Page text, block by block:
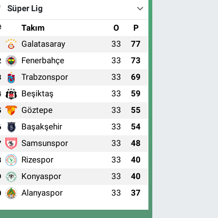
Süper Lig
Takım O P
Galatasaray 33 77
Fenerbahçe 33 73
Trabzonspor 33 69
Beşiktaş 33 59
Göztepe 33 55
Başakşehir 33 54
Samsunspor 33 48
Rizespor 33 40
Konyaspor 33 40
Alanyaspor 33 37